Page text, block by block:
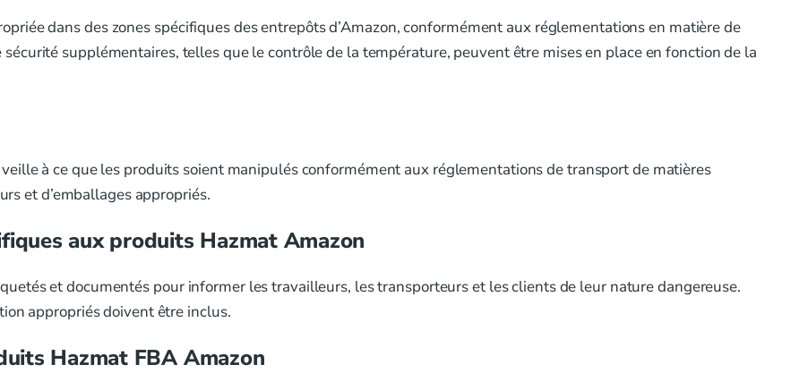
dans des zones spécifiques des entrepôts d’Amazon, conformément aux réglementations en matière de
supplémentaires, telles que le contrôle de la température, peuvent être mises en place en fonction de la
à ce que les produits soient manipulés conformément aux réglementations de transport de matières
et d’emballages appropriés.
aux produits Hazmat Amazon
et documentés pour informer les travailleurs, les transporteurs et les clients de leur nature dangereuse.
appropriés doivent être inclus.
Hazmat FBA Amazon